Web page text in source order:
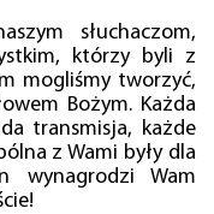
słuchaczom,
którzy byli z
mogliśmy tworzyć,
Bożym. Każda
transmisja, każde
z Wami były dla
wynagrodzi Wam